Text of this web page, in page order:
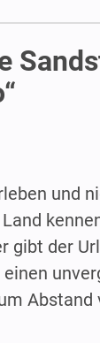
und
gibt der